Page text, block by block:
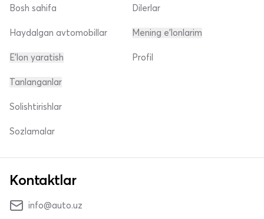
Bosh sahifa
Haydalgan avtomobillar
E'lon yaratish
Dilerlar
Mening e'lonlarim
Profil
Tanlanganlar
Solishtirishlar
Sozlamalar
Kontaktlar
info@auto.uz